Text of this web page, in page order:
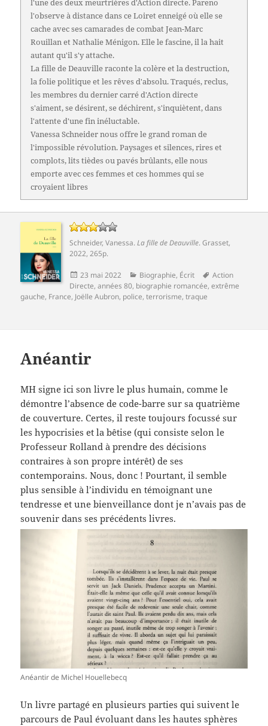
l'une des deux meurtrières d'Action directe. Pareno
l'observe à distance dans ce Loiret enneigé où elle se
cache avec ses camarades de combat Jean-Marc
Rouillan et Nathalie Ménigon. Elle le fascine, il la hait
autant qu'il s'y attache.
La fille de Deauville raconte la colère et la destruction,
la folie politique et les rêves d'absolu. Traqués, reclus,
les membres du dernier carré d'Action directe
s'aiment, se désirent, se déchirent, s'inquiètent, dans
l'attente d'une fin inéluctable.
Vanessa Schneider nous offre le grand roman de
l'impossible révolution. Paysages et silences, rires et
complots, lits tièdes ou pavés brûlants, elle nous
emporte avec ces femmes et ces hommes qui se
croyaient libres
Schneider, Vanessa.La fille de Deauville.Grasset,
2022, 265p.
Publié
le
23 mai 2022 Catégories
Biographie, Écrit
Mots-
clés
Action
Directe, années 80, biographie romancée, extrême
gauche, France, Joëlle Aubron, police,terrorisme,traque
Anéantir
MH signe ici son livre le plus humain, comme le
démontre l’absence de code-barre sur sa quatrième
de couverture. Certes, il reste toujours focussé sur
les hypocrisies et la bêtise (qui consiste selon le
Professeur Rolland à prendre des décisions
contraires à son propre intérêt) de ses
contemporains. Nous, donc ! Pourtant, il semble
plus sensible à l’individu en témoignant une
tendresse et une bienveillance dont je n’avais pas de
souvenir dans ses précédents livres.
Anéantir de Michel Houellebecq
Un livre partagé en plusieurs parties qui suivent le
parcours de Paul évoluant dans les hautes sphères